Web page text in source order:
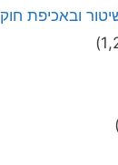
ובאכיפת חוק